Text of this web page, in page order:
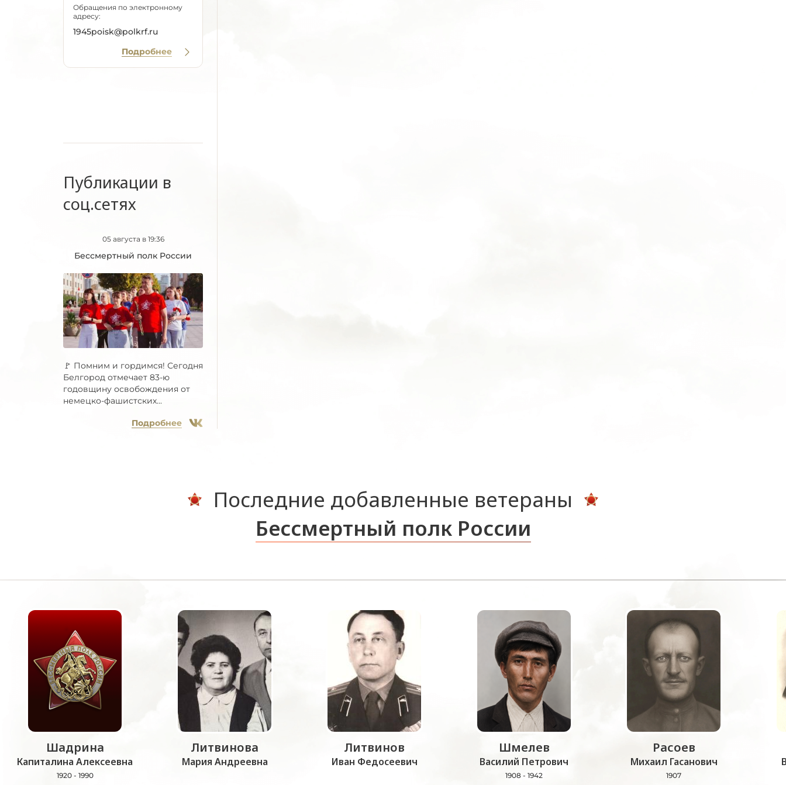
Обращения по электронному
адресу:
1945poisk@polkrf.ru
Подробнее
Публикации в
соц.сетях
05 августа в 19:36
Бессмертный полк России
🚩 Помним и гордимся! Сегодня
Белгород отмечает 83-ю
годовщину освобождения от
немецко-фашистских...
Подробнее
Последние добавленные ветераны
Бессмертный полк России
Шадрина
Капиталина Алексеевна
1920 - 1990
Литвинова
Мария Андреевна
Литвинов
Иван Федосеевич
Шмелев
Василий Петрович
1908 - 1942
Расоев
Михаил Гасанович
1907